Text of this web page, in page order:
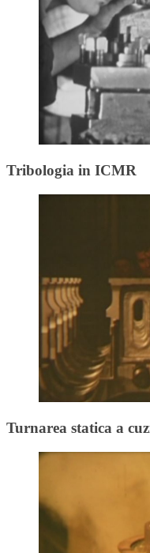
Tribologia in ICMR
Turnarea statica a